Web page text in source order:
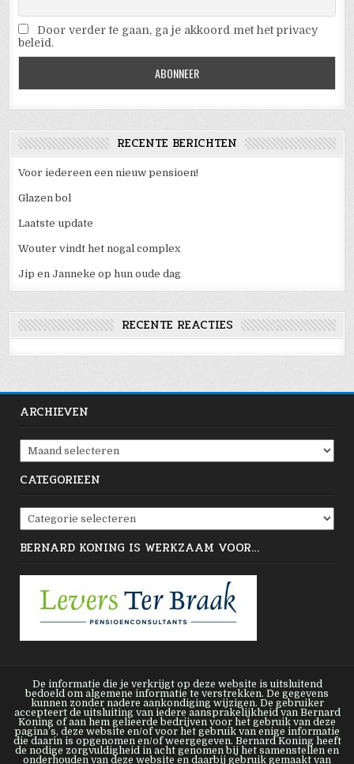
Door verder te gaan, ga je akkoord met het privacy
beleid.
RECENTE BERICHTEN
Voor iedereen een nieuw pensioen!
Glazen bol
Laatste update
Wouter vindt het nogal complex
Jip en Janneke op hun oude dag
RECENTE REACTIES
ARCHIEVEN
Archieven
CATEGORIEËN
Categorieën
BERNARD KONING IS WERKZAAM VOOR…
De informatie die je verkrijgt op deze website is uitsluitend
bedoeld om algemene informatie te verstrekken. De gegevens
kunnen zonder nadere aankondiging wijzigen. De gebruiker
accepteert de uitsluiting van iedere aansprakelijkheid van Bernard
Koning of aan hem gelieerde bedrijven voor het gebruik van deze
pagina’s, deze website en/of voor het gebruik van enige informatie
die daarin is opgenomen en/of weergegeven. Bernard Koning heeft
de nodige zorgvuldigheid in acht genomen bij het samenstellen en
onderhouden van deze website en daarbij gebruik gemaakt van